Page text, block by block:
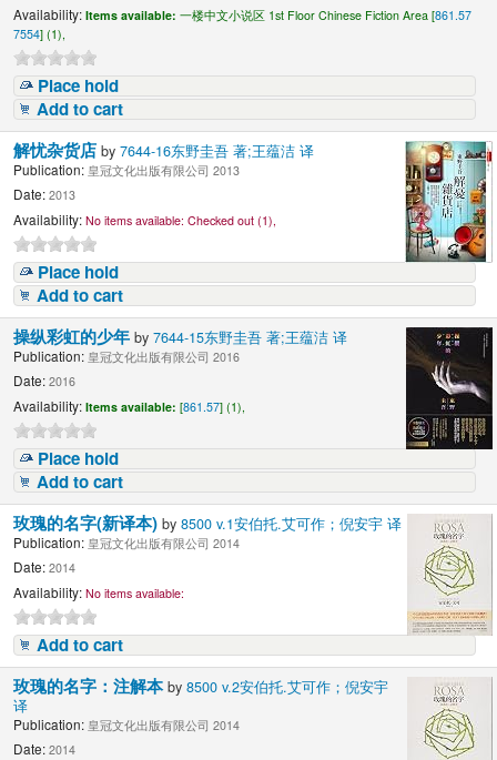
Availability: Items available: 一楼中文小说区 1st Floor Chinese Fiction Area [861.57
7554] (1),
Place hold
Add to cart
解忧杂货店by7644-16东野圭吾 著;王蕴洁 译
Publication: 皇冠文化出版有限公司 2013
Date: 2013
Availability: No items available: Checked out (1),
Place hold
Add to cart
操纵彩虹的少年by7644-15东野圭吾 著;王蕴洁 译
Publication: 皇冠文化出版有限公司 2016
Date: 2016
Availability: Items available: [861.57] (1),
Place hold
Add to cart
玫瑰的名字(新译本)by8500 v.1安伯托.艾可作；倪安宇 译
Publication: 皇冠文化出版有限公司 2014
Date: 2014
Availability: No items available:
Add to cart
玫瑰的名字：注解本by8500 v.2安伯托.艾可作；倪安宇
译
Publication: 皇冠文化出版有限公司 2014
Date: 2014